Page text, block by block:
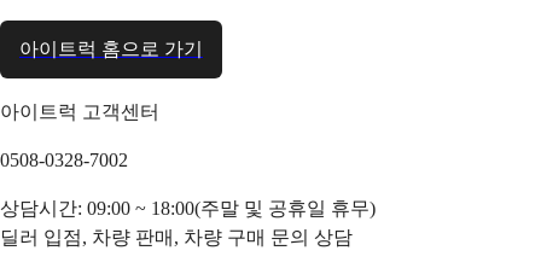
아이트럭 홈으로 가기
아이트럭 고객센터
0508-0328-7002
상담시간: 09:00 ~ 18:00(주말 및 공휴일 휴무)
딜러 입점, 차량 판매, 차량 구매 문의 상담